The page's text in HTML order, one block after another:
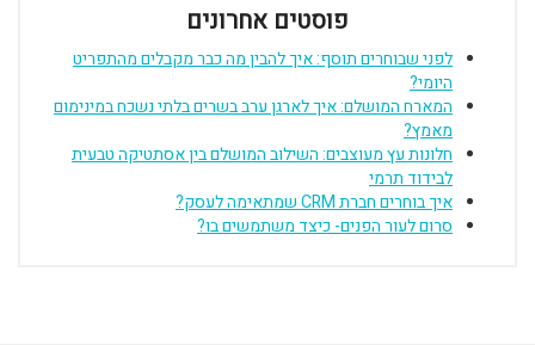
פוסטים אחרונים
לפני שבוחרים תוסף: איך להבין מה כבר מקבלים מהתפריט
היומי?
המארח המושלם: איך לארגן ערב בשרים בלתי נשכח במינימום
מאמץ?
חלונות עץ מעוצבים: השילוב המושלם בין אסתטיקה טבעית
לבידוד תרמי
איך בוחרים חברת CRM שמתאימה לעסק?
סרום לעור הפנים- כיצד משתמשים בו?